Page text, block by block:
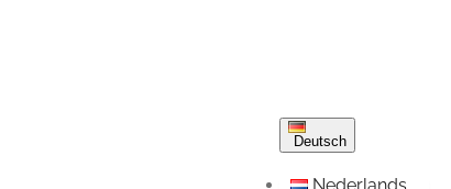
Deutsch